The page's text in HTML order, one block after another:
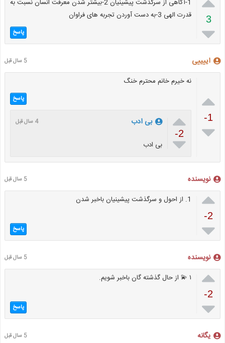
3

1-آگاهی از سرگذشت پیشینیان 2-بیشتر شدن معرفت انسان نسبت به
قدرت الهی 3-به دست آوردن تجربه های فراوان
پاسخ
اییییی 5 سال قبل

-1

نه خیرم خانم محترم خنگ
پاسخ

-2

بی ادب 4 سال قبل
بی ادب
نویسنده 5 سال قبل

-2

1. از احول و سرگذشت پیشینیان باخبر شدن
پاسخ
نویسنده 5 سال قبل

-2

۱ 💫 از حال گذشته گان باخبر شویم.
پاسخ
یگانه 5 سال قبل